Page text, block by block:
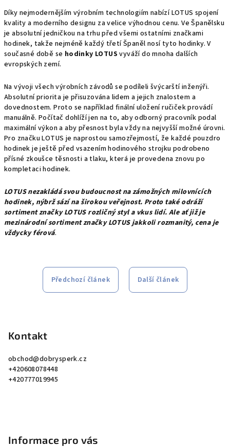
Díky nejmodernějším výrobním technologiím nabízí LOTUS spojení
kvality a moderního designu za velice výhodnou cenu. Ve Španělsku
je absolutní jedničkou na trhu před všemi ostatními značkami
hodinek, takže nejméně každý třetí Španěl nosí tyto hodinky. V
současné době se hodinky LOTUS vyváží do mnoha dalších
evropských zemí.
Na vývoji všech výrobních závodů se podíleli švýcarští inženýři.
Absolutní priorita je přisuzována lidem a jejich znalostem a
dovednostem. Proto se například finální uložení ručiček provádí
manuálně. Počítač dohlíží jen na to, aby odborný pracovník podal
maximální výkon a aby přesnost byla vždy na nejvyšší možné úrovni.
Pro značku LOTUS je naprostou samozřejmostí, že každé pouzdro
hodinek je ještě před vsazením hodinového strojku podrobeno
přísné zkoušce těsnosti a tlaku, která je provedena znovu po
kompletaci hodinek.
LOTUS nezakládá svou budoucnost na zámožných milovnících
hodinek, nýbrž sází na širokou veřejnost. Proto také odráží
sortiment značky LOTUS rozličný styl a vkus lidí. Ale ať již je
mezinárodní sortiment značky LOTUS jakkoli rozmanitý, cena je
vždycky férová.
Předchozí článek Další článek
Kontakt
obchod@dobrysperk.cz
+420608078448
+420777019945
Informace pro vás